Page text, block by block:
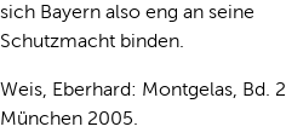
sich Bayern also eng an seine
Schutzmacht binden.
Weis, Eberhard: Montgelas, Bd. 2,
München 2005.